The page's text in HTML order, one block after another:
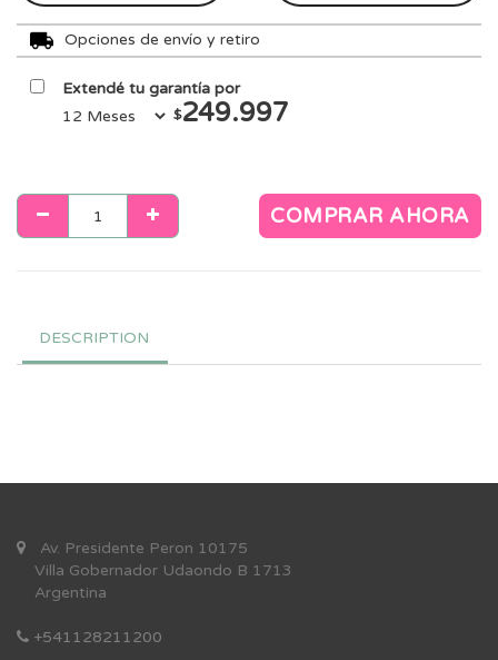
Opciones de envío y retiro
Extendé tu garantía por
$249.997
COMPRAR AHORA
DESCRIPTION
Av. Presidente Peron 10175
Villa Gobernador Udaondo B 1713
Argentina
+541128211200